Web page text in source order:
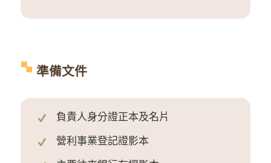
準備文件
負責人身分證正本及名片
營利事業登記證影本